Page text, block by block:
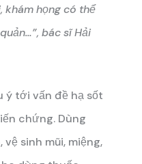
khám họng có thể
bác sĩ Hải
ý tới vấn đề hạ sốt
chứng. Dùng
sinh mũi, miệng,